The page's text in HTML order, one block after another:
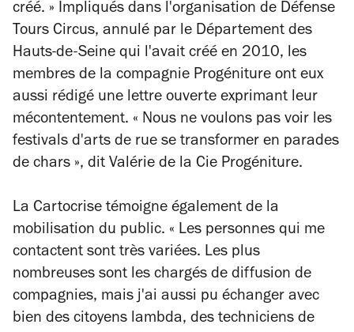
créé. » Impliqués dans l'organisation de Défense
Tours Circus, annulé par le Département des
Hauts-de-Seine qui l'avait créé en 2010, les
membres de la compagnie Progéniture ont eux
aussi rédigé une lettre ouverte exprimant leur
mécontentement. « Nous ne voulons pas voir les
festivals d'arts de rue se transformer en parades
de chars », dit Valérie de la Cie Progéniture.
La Cartocrise témoigne également de la
mobilisation du public. « Les personnes qui me
contactent sont très variées. Les plus
nombreuses sont les chargés de diffusion de
compagnies, mais j'ai aussi pu échanger avec
bien des citoyens lambda, des techniciens de